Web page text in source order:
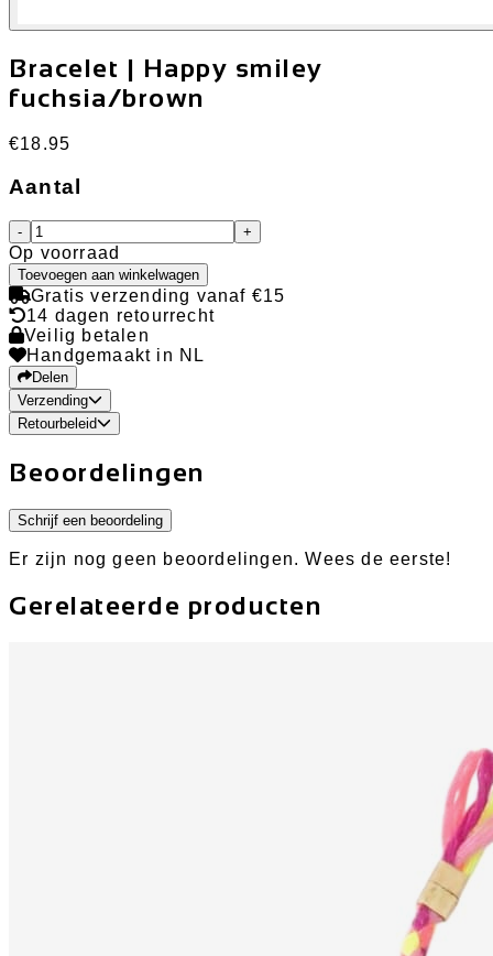
Bracelet | Happy smiley
fuchsia/brown
€18.95
Aantal
- +
Op voorraad
Toevoegen aan winkelwagen
Gratis verzending vanaf €15
14 dagen retourrecht
Veilig betalen
Handgemaakt in NL
Delen
Verzending
Retourbeleid
Beoordelingen
Schrijf een beoordeling
Er zijn nog geen beoordelingen. Wees de eerste!
Gerelateerde producten